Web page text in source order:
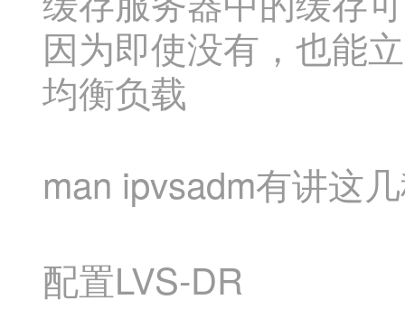
因为即使没有，也能
均衡负载
man ipvsadm有讲这
配置LVS-DR